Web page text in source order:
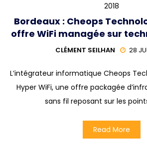
2018
Bordeaux : Cheops
offre WiFi managée sur
CLÉMENT SEILHAN 28
L’intégrateur informatique Cheops
Hyper WiFi, une offre packagée
sans fil reposant sur les
Read More